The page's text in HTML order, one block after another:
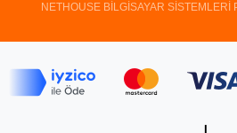
NETHOUSE BİLGİSAYAR SİSTEMLERİ